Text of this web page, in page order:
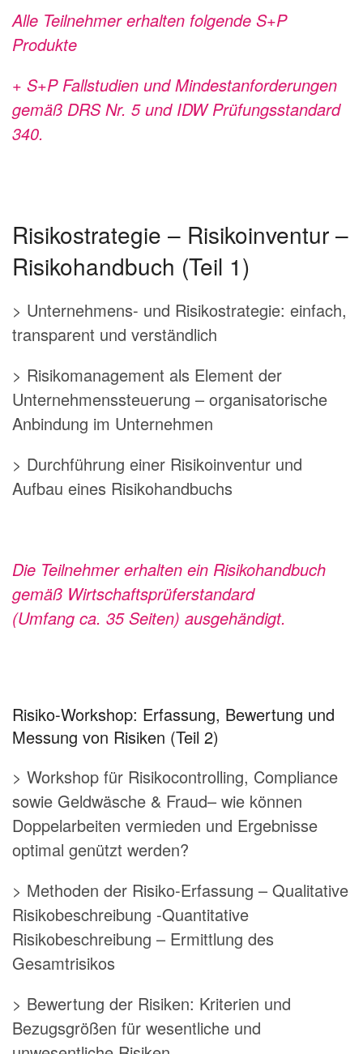
Alle Teilnehmer erhalten folgende S+P
Produkte
+ S+P Fallstudien und Mindestanforderungen
gemäß DRS Nr. 5 und IDW Prüfungsstandard
340.
Risikostrategie – Risikoinventur –
Risikohandbuch (Teil 1)
> Unternehmens- und Risikostrategie: einfach,
transparent und verständlich
> Risikomanagement als Element der
Unternehmenssteuerung – organisatorische
Anbindung im Unternehmen
> Durchführung einer Risikoinventur und
Aufbau eines Risikohandbuchs
Die Teilnehmer erhalten ein Risikohandbuch
gemäß Wirtschaftsprüferstandard
(Umfang ca. 35 Seiten) ausgehändigt.
Risiko-Workshop: Erfassung, Bewertung und
Messung von Risiken (Teil 2)
> Workshop für Risikocontrolling, Compliance
sowie Geldwäsche & Fraud– wie können
Doppelarbeiten vermieden und Ergebnisse
optimal genützt werden?
> Methoden der Risiko-Erfassung – Qualitative
Risikobeschreibung -Quantitative
Risikobeschreibung – Ermittlung des
Gesamtrisikos
> Bewertung der Risiken: Kriterien und
Bezugsgrößen für wesentliche und